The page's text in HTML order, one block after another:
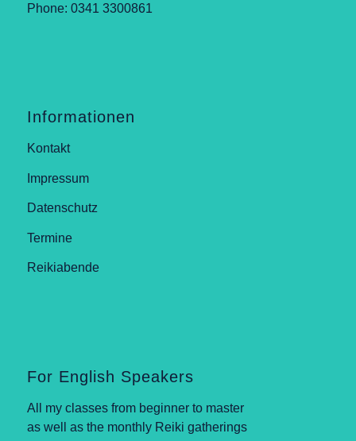
Phone: 0341 3300861
Informationen
Kontakt
Impressum
Datenschutz
Termine
Reikiabende
For English Speakers
All my classes from beginner to master
as well as the monthly Reiki gatherings